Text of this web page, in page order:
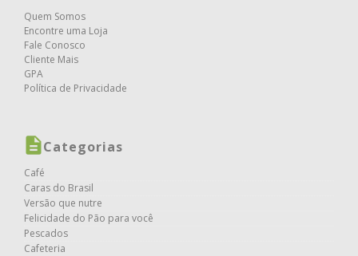
Quem Somos
Encontre uma Loja
Fale Conosco
Cliente Mais
GPA
Política de Privacidade
Categorias
Café
Caras do Brasil
Versão que nutre
Felicidade do Pão para você
Pescados
Cafeteria